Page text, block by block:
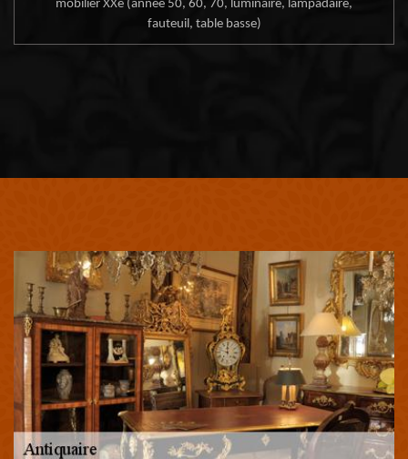
mobilier XXe (année 50, 60, 70, luminaire, lampadaire,
fauteuil, table basse)